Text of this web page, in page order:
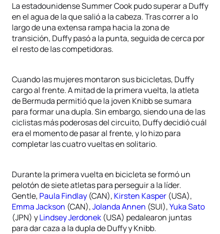
La estadounidense Summer Cook pudo superar a Duffy
en el agua de la que salió a la cabeza. Tras correr a lo
largo de una extensa rampa hacia la zona de
transición, Duffy pasó a la punta, seguida de cerca por
el resto de las competidoras.
Cuando las mujeres montaron sus bicicletas, Duffy
cargo al frente. A mitad de la primera vuelta, la atleta
de Bermuda permitió que la joven Knibb se sumara
para formar una dupla. Sin embargo, siendo una de las
ciclistas más poderosas del circuito, Duffy decidió cuál
era el momento de pasar al frente, y lo hizo para
completar las cuatro vueltas en solitario.
Durante la primera vuelta en bicicleta se formó un
pelotón de siete atletas para perseguir a la líder.
Gentle, Paula Findlay (CAN), Kirsten Kasper (USA),
Emma Jackson (CAN),Jolanda Annen (SUI),Yuka Sato
(JPN) yLindsey Jerdonek (USA) pedalearon juntas
para dar caza a la dupla de Duffy y Knibb.